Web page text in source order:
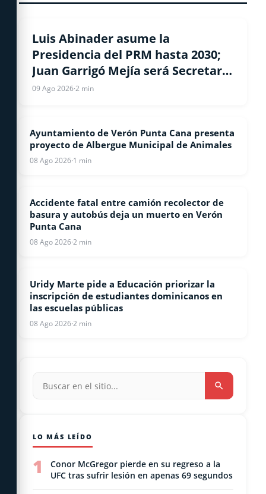
NACIONALES
Luis Abinader asume la
Presidencia del PRM hasta 2030;
Juan Garrigó Mejía será Secretario
General y Gloria Reyes secretaria
09 Ago 2026·2 min
LOCALES
Ayuntamiento de Verón Punta Cana presenta
proyecto de Albergue Municipal de Animales
08 Ago 2026·1 min
LOCALES
Accidente fatal entre camión recolector de
basura y autobús deja un muerto en Verón
Punta Cana
08 Ago 2026·2 min
LOCALES
Uridy Marte pide a Educación priorizar la
inscripción de estudiantes dominicanos en
las escuelas públicas
08 Ago 2026·2 min
LO MÁS LEÍDO
1
Conor McGregor pierde en su regreso a la
UFC tras sufrir lesión en apenas 69 segundos